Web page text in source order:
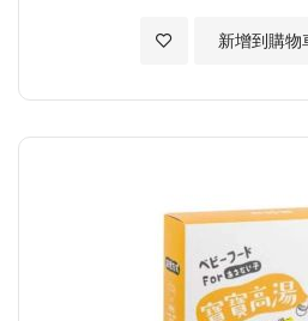
新增到購物
加入至願望清單